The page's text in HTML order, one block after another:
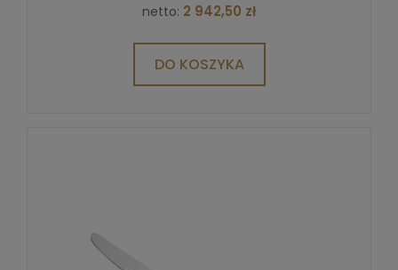
netto: 2 942,50 zł
DO KOSZYKA